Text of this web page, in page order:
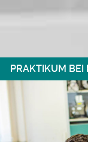
PRAKTIKUM BEI